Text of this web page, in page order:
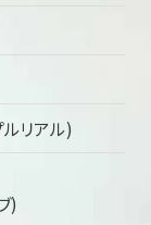
リアル)
)